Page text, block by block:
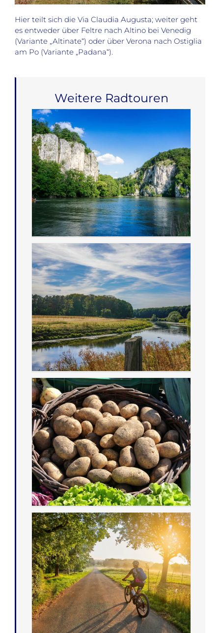
Hier teilt sich die Via Claudia Augusta; weiter geht
es entweder über Feltre nach Altino bei Venedig
(Variante „Altinate“) oder über Verona nach Ostiglia
am Po (Variante „Padana“).
Weitere Radtouren